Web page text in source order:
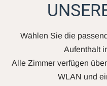
Wählen Sie die
Aufenthalt
Alle Zimmer verfügen
WLAN und